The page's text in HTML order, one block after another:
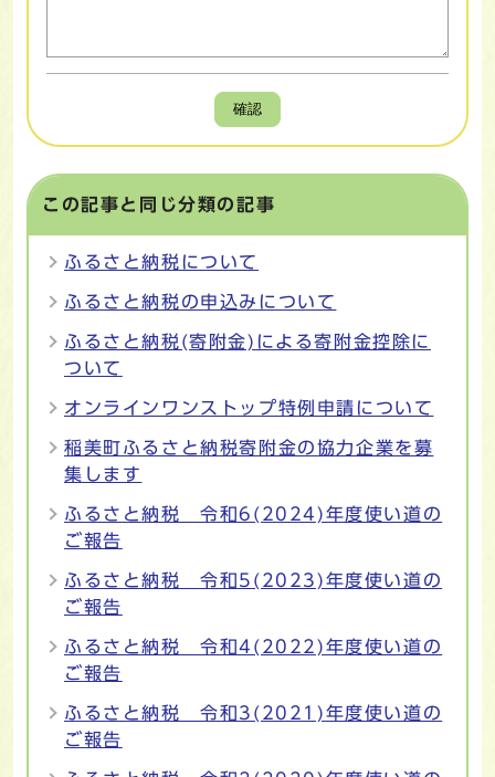
確認
この記事と同じ分類の記事
ふるさと納税について
ふるさと納税の申込みについて
ふるさと納税(寄附金)による寄附金控除に
ついて
オンラインワンストップ特例申請について
稲美町ふるさと納税寄附金の協力企業を募
集します
ふるさと納税 令和6(2024)年度使い道の
ご報告
ふるさと納税 令和5(2023)年度使い道の
ご報告
ふるさと納税 令和4(2022)年度使い道の
ご報告
ふるさと納税 令和3(2021)年度使い道の
ご報告